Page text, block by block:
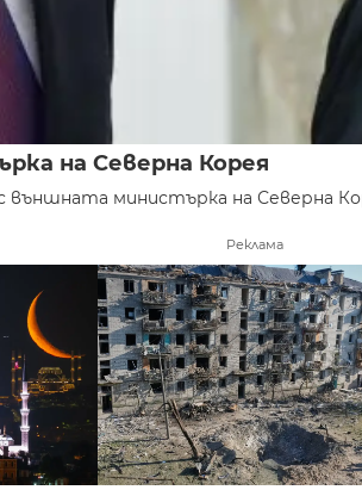
на Северна Корея
министърка на Северна
Реклама